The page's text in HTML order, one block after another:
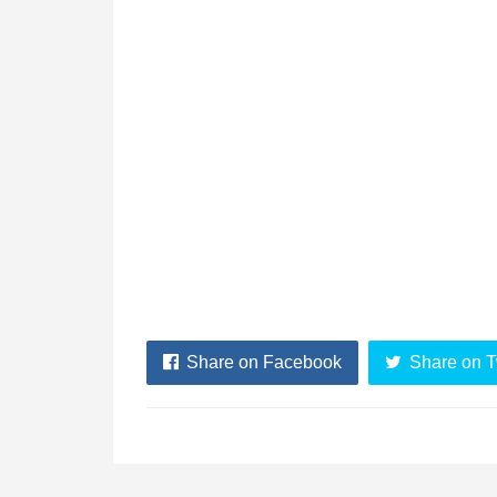
Share on Facebook Share on